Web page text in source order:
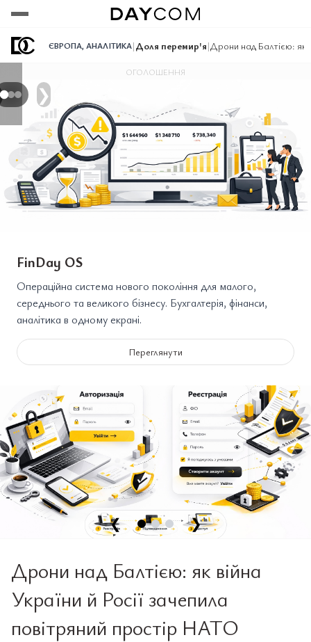
ЄВРОПА, АНАЛІТИКА|Доля перемир'я|Дрони над Балтією: як
❯
ОГОЛОШЕННЯ
FinDay OS
Операційна система нового покоління для малого,
середнього та великого бізнесу. Бухгалтерія, фінанси,
аналітика в одному екрані.
Переглянути
❮ ❯
Дрони над Балтією: як війна
України й Росії зачепила
повітряний простір НАТО